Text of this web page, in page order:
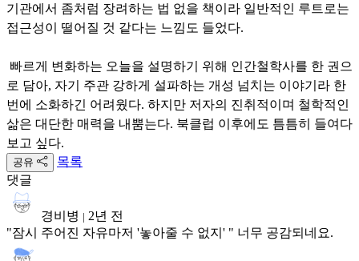
기관에서 좀처럼 장려하는 법 없을 책이라 일반적인 루트로는
접근성이 떨어질 것 같다는 느낌도 들었다.
빠르게 변화하는 오늘을 설명하기 위해 인간철학사를 한 권으
로 담아, 자기 주관 강하게 설파하는 개성 넘치는 이야기라 한
번에 소화하긴 어려웠다. 하지만 저자의 진취적이며 철학적인
삶은 대단한 매력을 내뿜는다. 북클럽 이후에도 틈틈히 들여다
보고 싶다.
공유
목록
댓글
경비병 | 2년 전
"잠시 주어진 자유마저 '놓아줄 수 없지' " 너무 공감되네요.